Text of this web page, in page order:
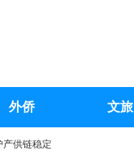
外侨 文旅
产供链稳定